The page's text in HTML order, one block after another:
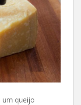
um queijo